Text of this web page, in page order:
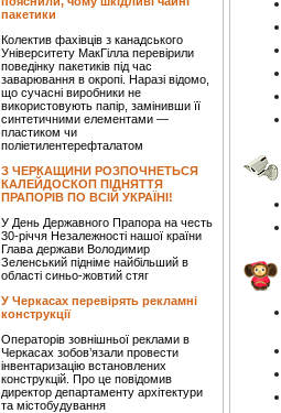
пакетики
Колектив фахівців з канадського
Університету МакГілла перевірили
поведінку пакетиків під час
заварювання в окропі. Наразі відомо,
що сучасні виробники не
використовують папір, замінивши її
синтетичними елементами —
пластиком чи
поліетилентерефталатом
З ЧЕРКАЩИНИ РОЗПОЧНЕТЬСЯ
КАЛЕЙДОСКОП ПІДНЯТТЯ
ПРАПОРІВ ПО ВСІЙ УКРАЇНІ!
У День Державного Прапора на честь
30-річчя Незалежності нашої країни
Глава держави Володимир
Зеленський підніме найбільший в
області синьо-жовтий стяг
У Черкасах перевірять рекламні
конструкції
Операторів зовнішньої реклами в
Черкасах зобов’язали провести
інвентаризацію встановлених
конструкцій. Про це повідомив
директор департаменту архітектури
та містобудування